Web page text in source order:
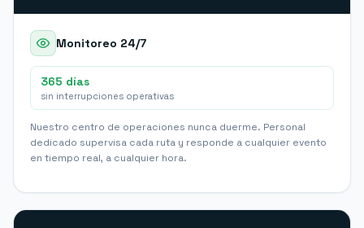
Monitoreo 24/7
365 días
sin interrupciones operativas
Nuestro centro de operaciones nunca duerme. Personal
dedicado supervisa cada ruta y responde a cualquier evento
en tiempo real, a cualquier hora.